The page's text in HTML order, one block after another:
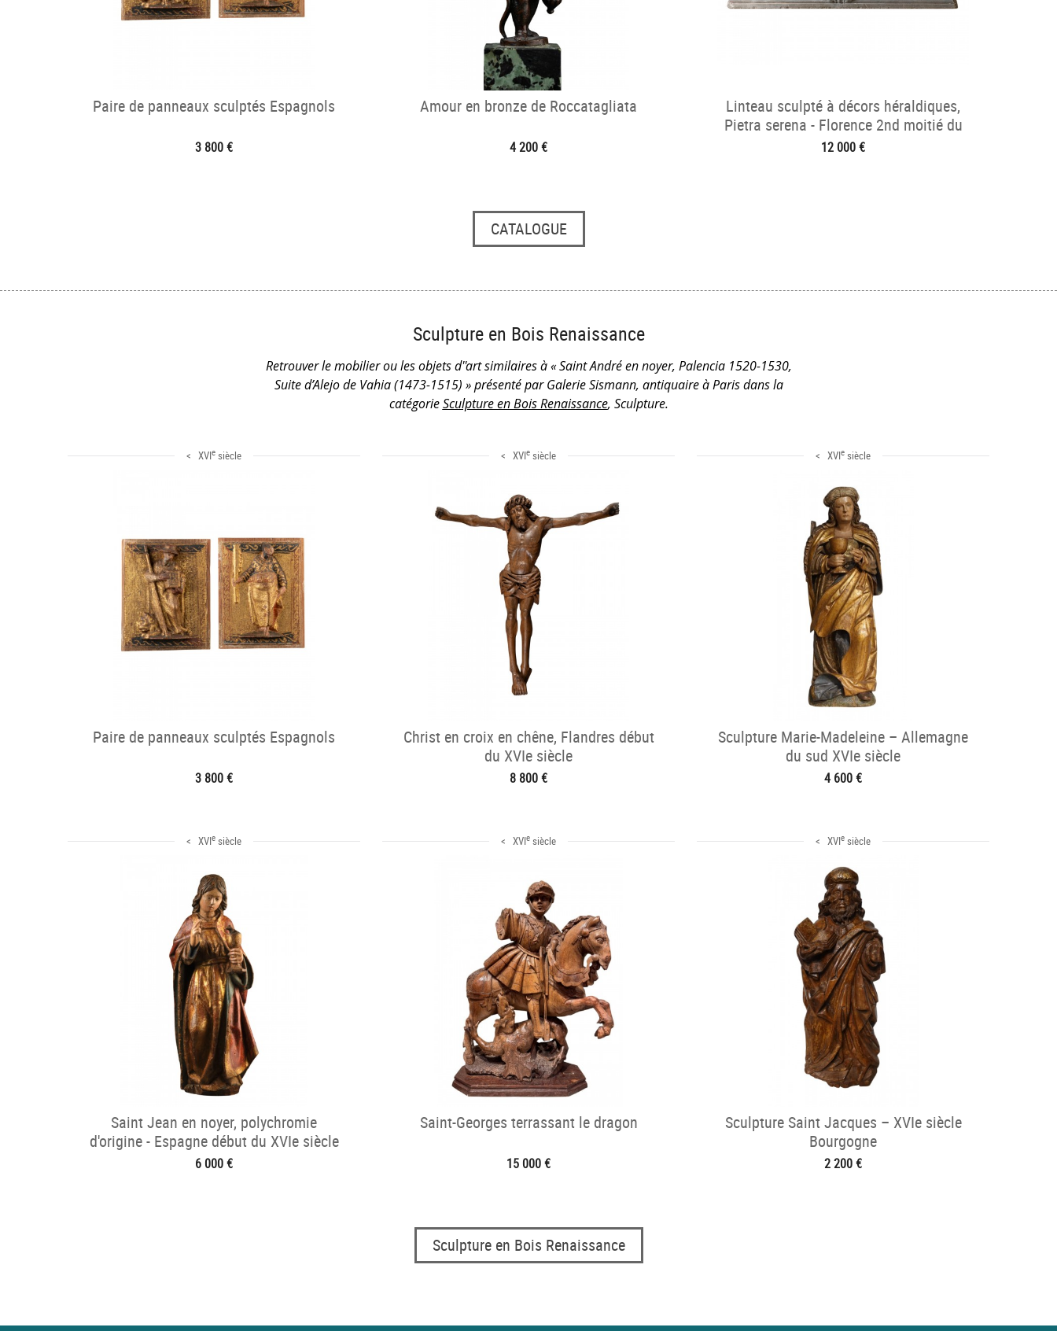
Paire de panneaux sculptés Espagnols
3 800 €
Amour en bronze de Roccatagliata
4 200 €
Linteau sculpté à décors héraldiques,
Pietra serena - Florence 2nd moitié du
XVe
12 000 €
CATALOGUE
Sculpture en Bois Renaissance
Retrouver le mobilier ou les objets d''art similaires à « Saint André en noyer, Palencia 1520-1530,
Suite d’Alejo de Vahia (1473-1515) » présenté par Galerie Sismann, antiquaire à Paris dans la
catégorieSculpture en Bois Renaissance, Sculpture.
< XVIe siècle
Paire de panneaux sculptés Espagnols
3 800 €
< XVIe siècle
Christ en croix en chêne, Flandres début
du XVIe siècle
8 800 €
< XVIe siècle
Sculpture Marie-Madeleine – Allemagne
du sud XVIe siècle
4 600 €
< XVIe siècle
Saint Jean en noyer, polychromie
d'origine - Espagne début du XVIe siècle
6 000 €
< XVIe siècle
Saint-Georges terrassant le dragon
15 000 €
< XVIe siècle
Sculpture Saint Jacques – XVIe siècle
Bourgogne
2 200 €
Sculpture en Bois Renaissance